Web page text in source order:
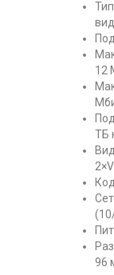
12
ТБ
96